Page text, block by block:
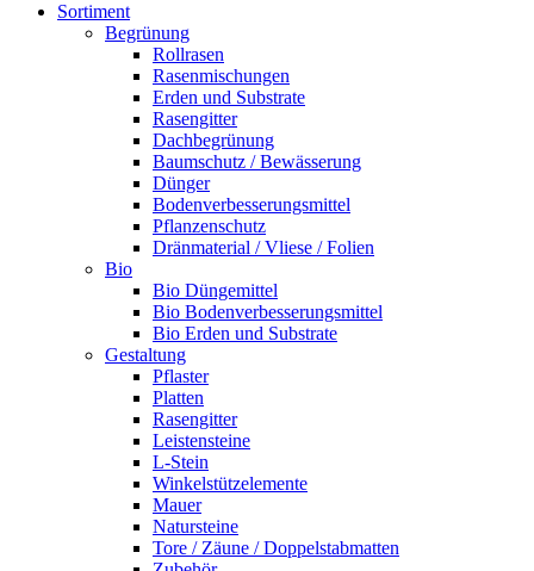
Sortiment
Begrünung
Rollrasen
Rasenmischungen
Erden und Substrate
Rasengitter
Dachbegrünung
Baumschutz / Bewässerung
Dünger
Bodenverbesserungsmittel
Pflanzenschutz
Dränmaterial / Vliese / Folien
Bio
Bio Düngemittel
Bio Bodenverbesserungsmittel
Bio Erden und Substrate
Gestaltung
Pflaster
Platten
Rasengitter
Leistensteine
L-Stein
Winkelstützelemente
Mauer
Natursteine
Tore / Zäune / Doppelstabmatten